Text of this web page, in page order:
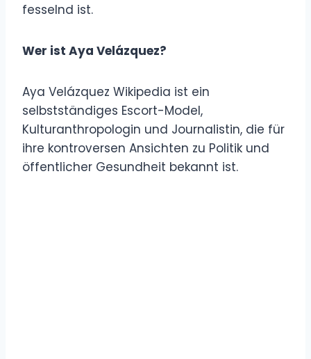
fesselnd ist.
Wer ist Aya Velázquez?
Aya Velázquez Wikipedia ist ein
selbstständiges Escort-Model,
Kulturanthropologin und Journalistin, die für
ihre kontroversen Ansichten zu Politik und
öffentlicher Gesundheit bekannt ist.